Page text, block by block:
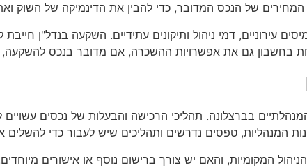
המחירים של הנכס המדובר, כדי להבין את הדינמיקה של השוק
עירוניים, דמי ניהול ותיקונים עתידיים. השקעה בנדל"ן חייבת
בחשבון גם את אפשרויות ההשכרה, אם מדובר בנכס
בברצלונה. תהליכי הרכישה והבעלות של נכסים עשויים
המנהליות, טפסים נדרשים ותהליכים שיש לעבור כדי
המקומיות, והאם יש צורך ברישום נוסף או אישורים